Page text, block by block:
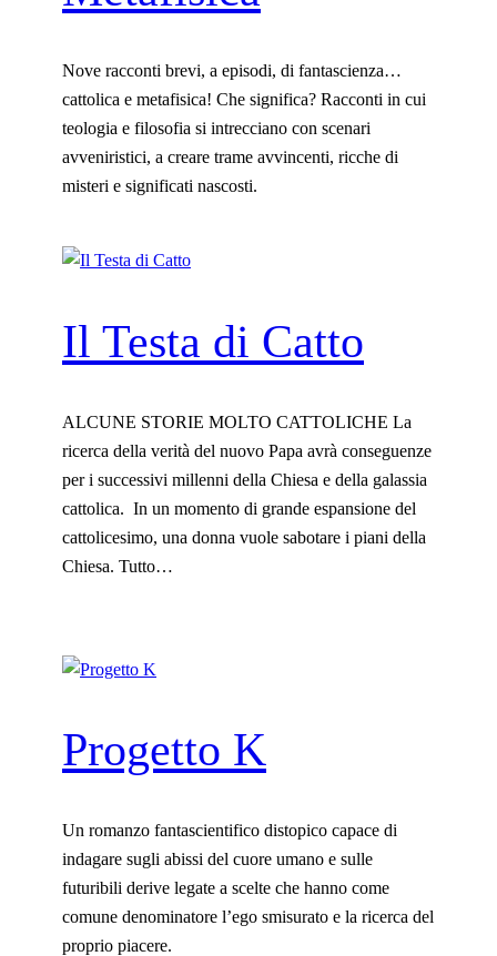
Nove racconti brevi, a episodi, di fantascienza…
cattolica e metafisica! Che significa? Racconti in cui
teologia e filosofia si intrecciano con scenari
avveniristici, a creare trame avvincenti, ricche di
misteri e significati nascosti.
Il Testa di Catto
ALCUNE STORIE MOLTO CATTOLICHE La
ricerca della verità del nuovo Papa avrà conseguenze
per i successivi millenni della Chiesa e della galassia
cattolica. In un momento di grande espansione del
cattolicesimo, una donna vuole sabotare i piani della
Chiesa. Tutto…
Progetto K
Un romanzo fantascientifico distopico capace di
indagare sugli abissi del cuore umano e sulle
futuribili derive legate a scelte che hanno come
comune denominatore l’ego smisurato e la ricerca del
proprio piacere.